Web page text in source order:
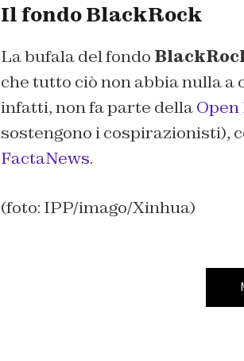
Il fondo BlackRock
La bufala del fondo
che tutto ciò non abbia nulla a
infatti, non fa parte della
sostengono i cospirazionisti),
FactaNews.
(foto: IPP/imago/Xinhua)